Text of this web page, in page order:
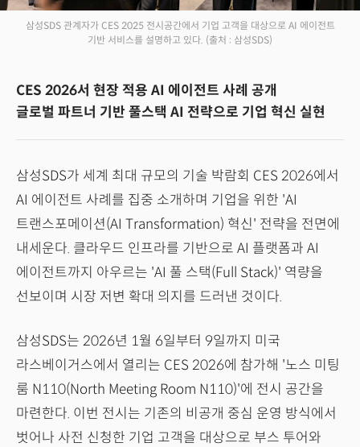
삼성SDS 관계자가 CES 2025 전시공간에서 기업 고객을 대상으로 AI 에이전트
기반 서비스를 설명하고 있다. (출처 : 삼성SDS)
CES 2026서 현장 적용 AI 에이전트 사례 공개
글로벌 파트너 기반 풀스택 AI 전략으로 기업 혁신 실현
삼성SDS가 세계 최대 규모의 기술 박람회 CES 2026에서
AI 에이전트 사례를 집중 소개하며 기업을 위한 'AI
트랜스포메이션(AI Transformation) 혁신' 전략을 전면에
내세운다. 클라우드 인프라를 기반으로 AI 플랫폼과 AI
에이전트까지 아우르는 'AI 풀 스택(Full Stack)' 역량을
선보이며 시장 저변 확대 의지를 드러낸 것이다.
삼성SDS는 2026년 1월 6일부터 9일까지 미국
라스베이거스에서 열리는 CES 2026에 참가해 '노스 미팅
룸 N110(North Meeting Room N110)'에 전시 공간을
마련한다. 이번 전시는 기존의 비공개 중심 운영 방식에서
벗어나 사전 신청한 기업 고객을 대상으로 부스 투어와